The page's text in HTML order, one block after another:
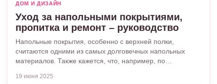
ДОМ И ДИЗАЙН
Уход за напольными покрытиями,
пропитка и ремонт – руководство
Напольные покрытия, особенно с верхней полки,
считаются одними из самых долговечных напольных
материалов. Также кажется, что, например, по…
19 июня 2025